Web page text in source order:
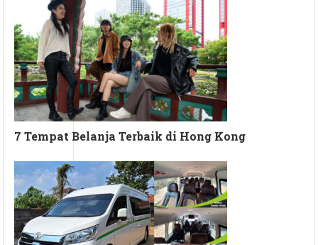
7 Tempat Belanja Terbaik di Hong Kong